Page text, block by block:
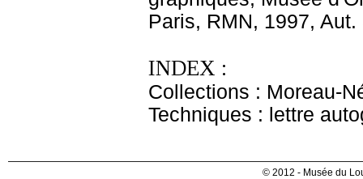
Paris, RMN, 1997,
INDEX :
Collections : Moreau-
Techniques : lettre
© 2012 - Musée du